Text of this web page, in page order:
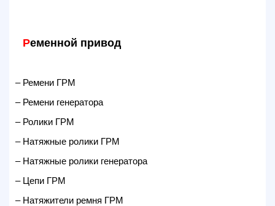
Ременной привод
– Ремени ГРМ
– Ремени генератора
– Ролики ГРМ
– Натяжные ролики ГРМ
– Натяжные ролики генератора
– Цепи ГРМ
– Натяжители ремня ГРМ